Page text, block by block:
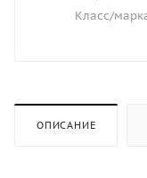
Класс/
ОПИСАНИЕ